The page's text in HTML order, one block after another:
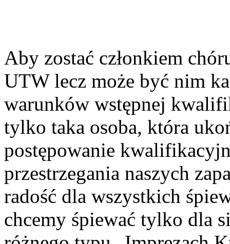
Aby zostać członkiem
UTW lecz może być nim
warunków wstępnej
tylko taka osoba, która
postępowanie
przestrzegania naszych
radość dla wszystkich
chcemy śpiewać tylko dla